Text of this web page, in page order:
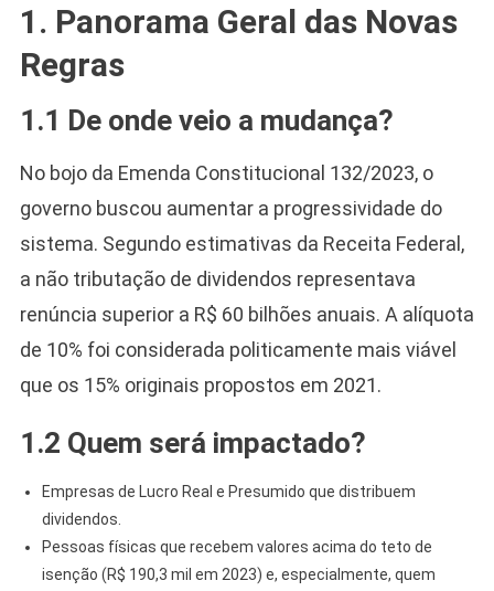
1. Panorama Geral das Novas
Regras
1.1 De onde veio a mudança?
No bojo da Emenda Constitucional 132/2023, o
governo buscou aumentar a progressividade do
sistema. Segundo estimativas da Receita Federal,
a não tributação de dividendos representava
renúncia superior a R$ 60 bilhões anuais. A alíquota
de 10% foi considerada politicamente mais viável
que os 15% originais propostos em 2021.
1.2 Quem será impactado?
Empresas de Lucro Real e Presumido que distribuem
dividendos.
Pessoas físicas que recebem valores acima do teto de
isenção (R$ 190,3 mil em 2023) e, especialmente, quem